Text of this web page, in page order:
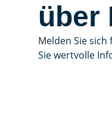
über
Melden Sie
Sie wertvolle